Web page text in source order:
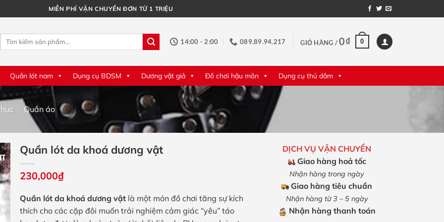
MIỄN PHÍ VẬN CHUYỂN ĐƠN TỪ 1 TRIỆU
Tìm
14:00 - 2:00 089.89.94.217 GIỎ HÀNG /0₫ 0
Quần lót nam Dụng cụ BDSM Dương vật giả Đồ chơi hậu môn Dụng cụ thủ dâm
/ Quần áo
Quần lót da khoá dương vật
230,000₫
Quần lót da khoá dương vật là một món đồ chơi tăng sự kích
thích cho các cặp đôi muốn trải nghiệm cảm giác “yêu” táo
DỊCH VỤ VẬN CHUYỂN
Giao hàng hoả tốc
Nhận hàng trong ngày
Giao hàng tiêu chuẩn
Nhận hàng từ 3 – 5 ngày
Nhận hàng thanh toán